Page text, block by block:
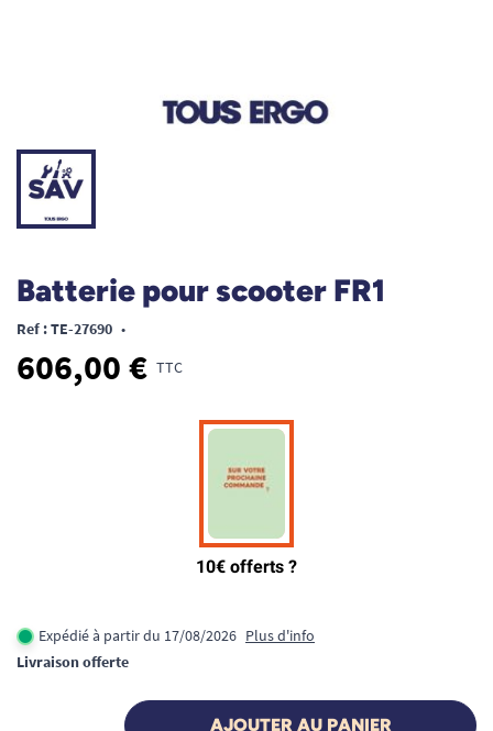
Batterie pour scooter FR1
Ref : TE-27690 •
606,00 € TTC
Expédié à partir du 17/08/2026 Plus d'info
Livraison offerte
AJOUTER AU PANIER